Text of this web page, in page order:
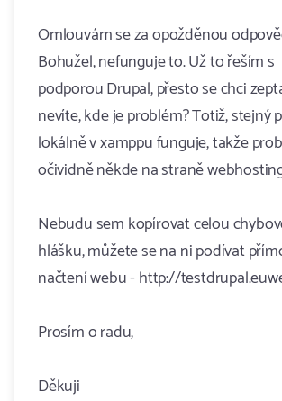
Omlouvám se za opožděnou
Bohužel, nefunguje to. Už to řeším s
podporou Drupal, přesto se chci
nevíte, kde je problém? Totiž, stejný
lokálně v xamppu funguje, takže
očividně někde na straně
Nebudu sem kopírovat celou
hlášku, můžete se na ni podívat
načtení webu - http://
Prosím o radu,
Děkuji